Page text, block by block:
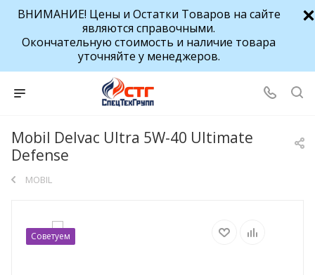
ВНИМАНИЕ! Цены и Остатки Товаров на сайте
являются справочными.
Окончательную стоимость и наличие товара
уточняйте у менеджеров.
Mobil Delvac Ultra 5W-40 Ultimate
Defense
MOBIL
Советуем